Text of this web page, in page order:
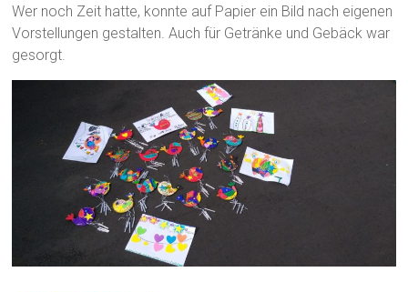
Wer noch Zeit hatte, konnte auf Papier ein Bild nach eigenen
Vorstellungen gestalten. Auch für Getränke und Gebäck war
gesorgt.